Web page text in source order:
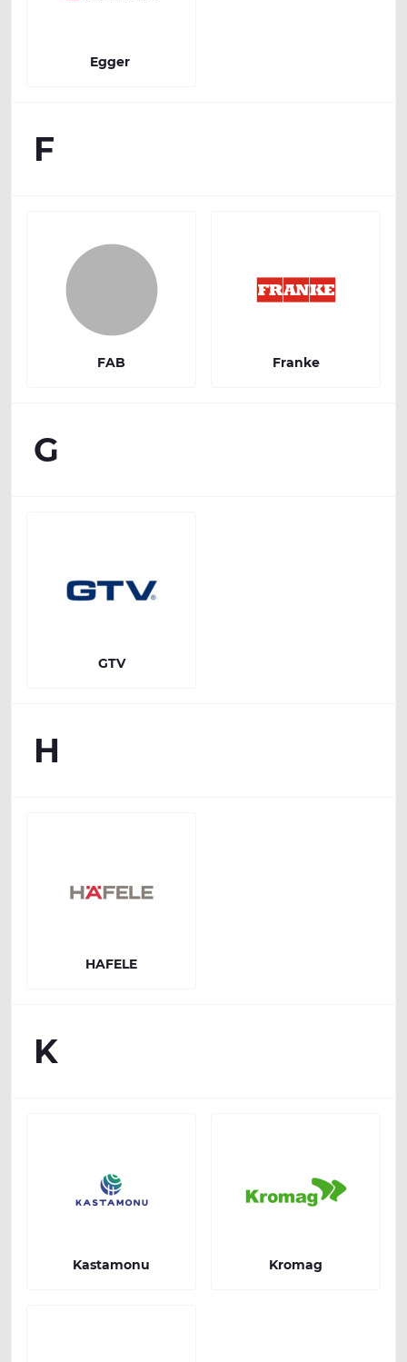
Egger
F
FAB Franke
G
GTV
H
HAFELE
K
Kastamonu Kromag